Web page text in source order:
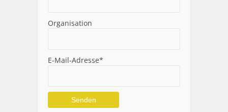
Organisation
E-Mail-Adresse*